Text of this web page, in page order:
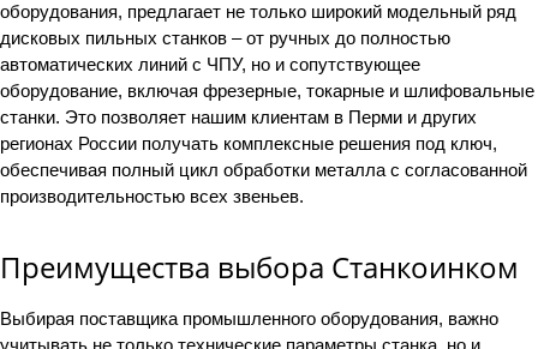
оборудования, предлагает не только широкий модельный ряд
дисковых пильных станков – от ручных до полностью
автоматических линий с ЧПУ, но и сопутствующее
оборудование, включая фрезерные, токарные и шлифовальные
станки. Это позволяет нашим клиентам в Перми и других
регионах России получать комплексные решения под ключ,
обеспечивая полный цикл обработки металла с согласованной
производительностью всех звеньев.
Преимущества выбора Станкоинком
Выбирая поставщика промышленного оборудования, важно
учитывать не только технические параметры станка, но и